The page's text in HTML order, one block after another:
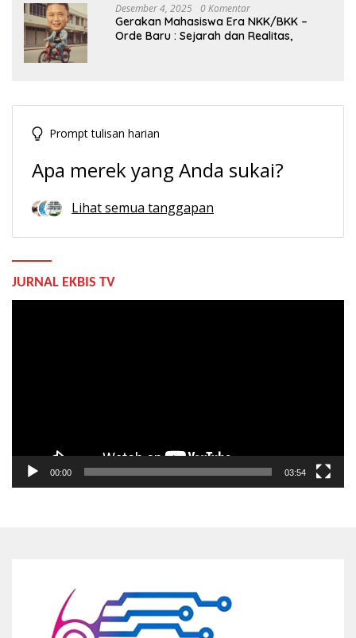
Desember 4, 2025 0 Komentar
Gerakan Mahasiswa Era NKK/BKK –
Orde Baru : Sejarah dan Realitas,
Prompt tulisan harian
Apa merek yang Anda sukai?
Lihat semua tanggapan
JURNAL EKBIS TV
00:00 03:54